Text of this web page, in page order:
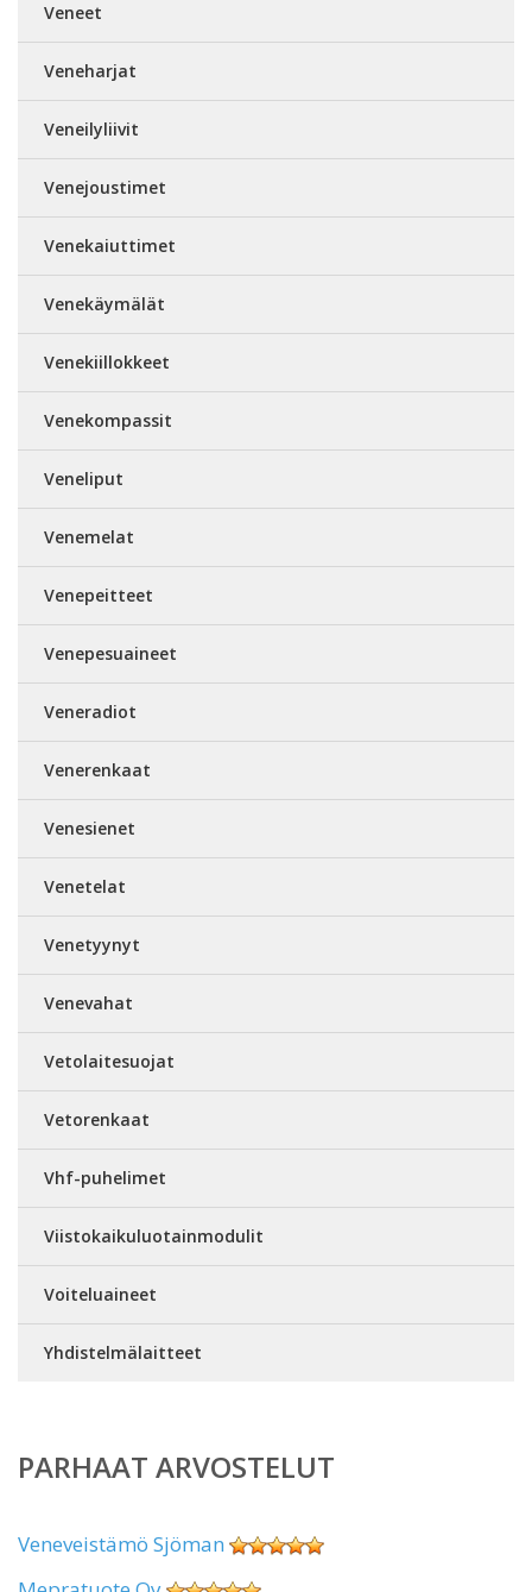
Veneet
Veneharjat
Veneilyliivit
Venejoustimet
Venekaiuttimet
Venekäymälät
Venekiillokkeet
Venekompassit
Veneliput
Venemelat
Venepeitteet
Venepesuaineet
Veneradiot
Venerenkaat
Venesienet
Venetelat
Venetyynyt
Venevahat
Vetolaitesuojat
Vetorenkaat
Vhf-puhelimet
Viistokaikuluotainmodulit
Voiteluaineet
Yhdistelmälaitteet
PARHAAT ARVOSTELUT
Veneveistämö Sjöman